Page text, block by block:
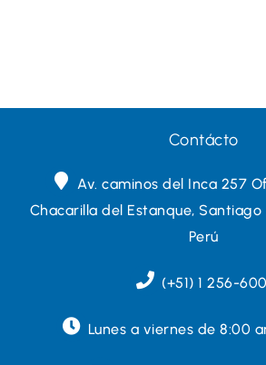
Contácto
Av. caminos del Inca 257
Chacarilla del Estanque, Santiago
Perú
(+51) 1 256-
Lunes a viernes de 8:00